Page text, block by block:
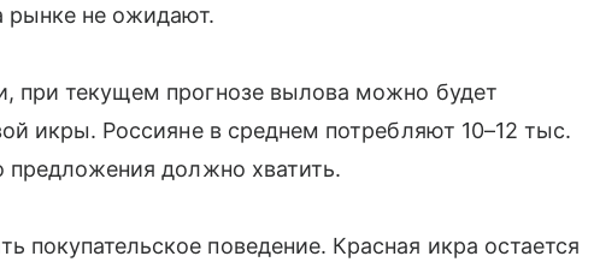
рынке не ожидают.
при текущем прогнозе вылова можно будет
икры. Россияне в среднем потребляют 10–12 тыс.
предложения должно хватить.
покупательское поведение. Красная икра остается